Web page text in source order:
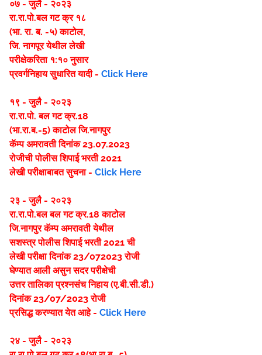
०७ - जुलै - २०२३
रा.रा.पो.बल गट क्र १८
(भा. रा. ब. -५) काटोल,
जि. नागपूर येथील लेखी
परीक्षेकरिता १:१० नुसार
प्रवर्गनिहाय सुधारित यादी - Click Here
१९ - जुलै - २०२३
रा.रा.पो. बल गट क्र.18
(भा.रा.ब.-5) काटोल जि.नागपुर
कॅम्प अमरावती दिनांक 23.07.2023
रोजीची पोलीस शिपाई भरती 2021
लेखी परीक्षाबाबत सुचना - Click Here
२३ - जुलै - २०२३
रा.रा.पो.बल बल गट क्र.18 काटोल
जि.नागपुर कॅम्प अमरावती येथील
सशस्त्र पोलीस शिपाई भरती 2021 ची
लेखी परीक्षा दिनांक 23/072023 रोजी
घेण्यात आली असुन सदर परीक्षेची
उत्तर तालिका प्रश्नसंच निहाय (ए.बी.सी.डी.)
दिनांक 23/07/2023 रोजी
प्रसिद्ध करण्यात येत आहे - Click Here
२४ - जुलै - २०२३